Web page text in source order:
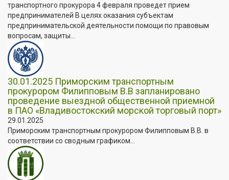
транспортного прокурора 4 февраля проведет прием
предпринимателей В целях оказания субъектам
предпринимательской деятельности помощи по правовым
вопросам, защиты...
30.01.2025 Приморским транспортным
прокурором Филипповым В.В запланировано
проведение выездной общественной приемной
в ПАО «Владивостокский морской торговый порт»
29.01.2025
Приморским транспортным прокурором Филипповым В.В. в
соответствии со сводным графиком...